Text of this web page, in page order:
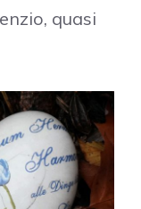
quasi